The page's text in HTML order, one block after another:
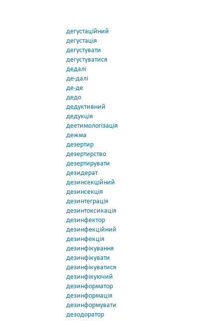
дегустаційний
дегустація
дегустувати
дегустуватися
дедалі
де-далі
де-де
дедо
дедуктивний
дедукція
деетимологізація
дежма
дезертир
дезертирство
дезертирувати
дезидерат
дезинсекційний
дезинсекція
дезинтеграція
дезинтоксикація
дезинфектор
дезинфекційний
дезинфекція
дезинфікування
дезинфікувати
дезинфікуватися
дезинфікуючий
дезинформатор
дезинформація
дезинформувати
дезодоратор